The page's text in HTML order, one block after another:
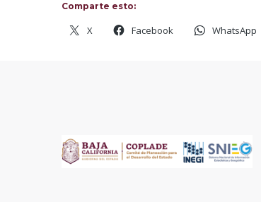
Comparte esto:
X Facebook WhatsApp